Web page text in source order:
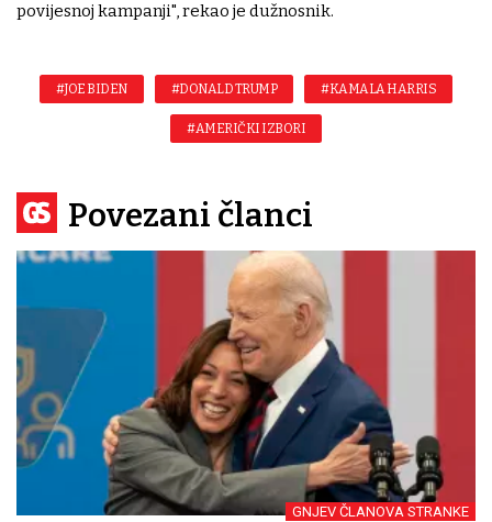
povijesnoj kampanji", rekao je dužnosnik.
#JOE BIDEN #DONALD TRUMP #KAMALA HARRIS
#AMERIČKI IZBORI
Povezani članci
GNJEV ČLANOVA STRANKE